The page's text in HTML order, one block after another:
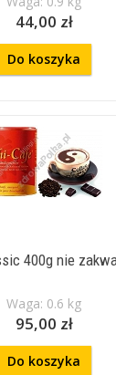
44,00 zł
Do koszyka
400g nie
Waga: 0.6 kg
95,00 zł
Do koszyka